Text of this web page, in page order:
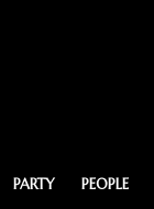
PARTY PEOPLE